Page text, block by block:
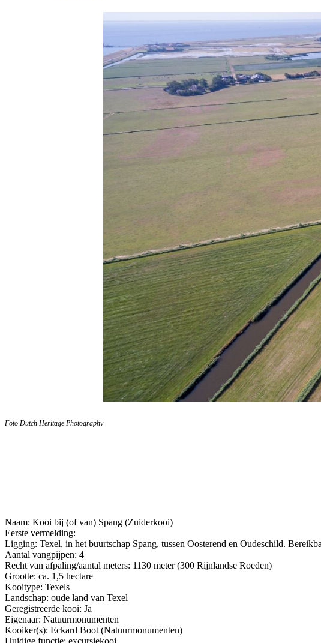
Foto Dutch Heritage Photography
Naam: Kooi bij (of van) Spang (Zuiderkooi)
Eerste vermelding:
Ligging: Texel, in het buurtschap Spang, tussen Oosterend en Oudeschild.
Aantal vangpijpen: 4
Recht van afpaling/aantal meters: 1130 meter (300 Rijnlandse Roeden)
Grootte: ca. 1,5 hectare
Kooitype: Texels
Landschap: oude land van Texel
Geregistreerde kooi: Ja
Eigenaar: Natuurmonumenten
Kooiker(s): Eckard Boot (Natuurmonumenten)
Huidige functie: excursiekooi